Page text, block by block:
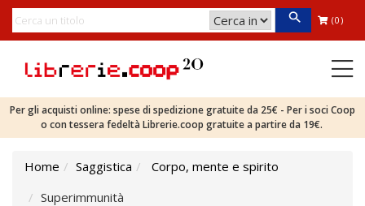
(0)
Per gli acquisti online: spese di spedizione gratuite da 25€ - Per i soci Coop
o con tessera fedeltà Librerie.coop gratuite a partire da 19€.
Home Saggistica
Corpo, mente e spirito
Superimmunità